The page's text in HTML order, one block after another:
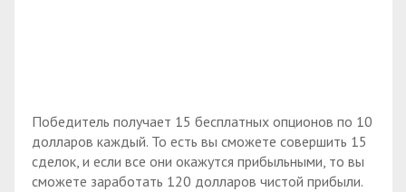
Победитель получает 15 бесплатных опционов по 10
долларов каждый. То есть вы сможете совершить 15
сделок, и если все они окажутся прибыльными, то вы
сможете заработать 120 долларов чистой прибыли.